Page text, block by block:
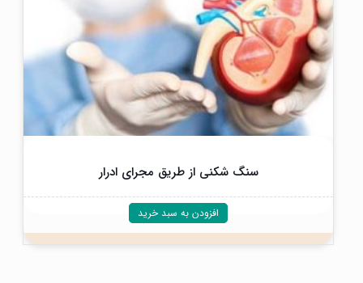
سنگ شکنی از طریق مجرای ادرار
افزودن به سبد خرید